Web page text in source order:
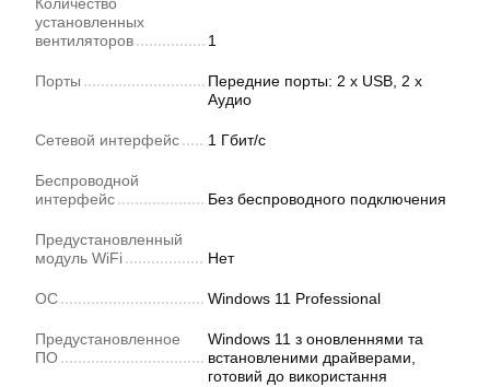
установленных
вентиляторов
1
Порты
Передние порты: 2 x USB, 2 x
Аудио
Сетевой интерфейс 1 Гбит/с
Беспроводной
интерфейс
Без беспроводного подключения
Предустановленный
модуль WiFi
Нет
ОС Windows 11 Professional
Предустановленное
ПО
Windows 11 з оновленнями та
встановленими драйверами,
готовий до використання